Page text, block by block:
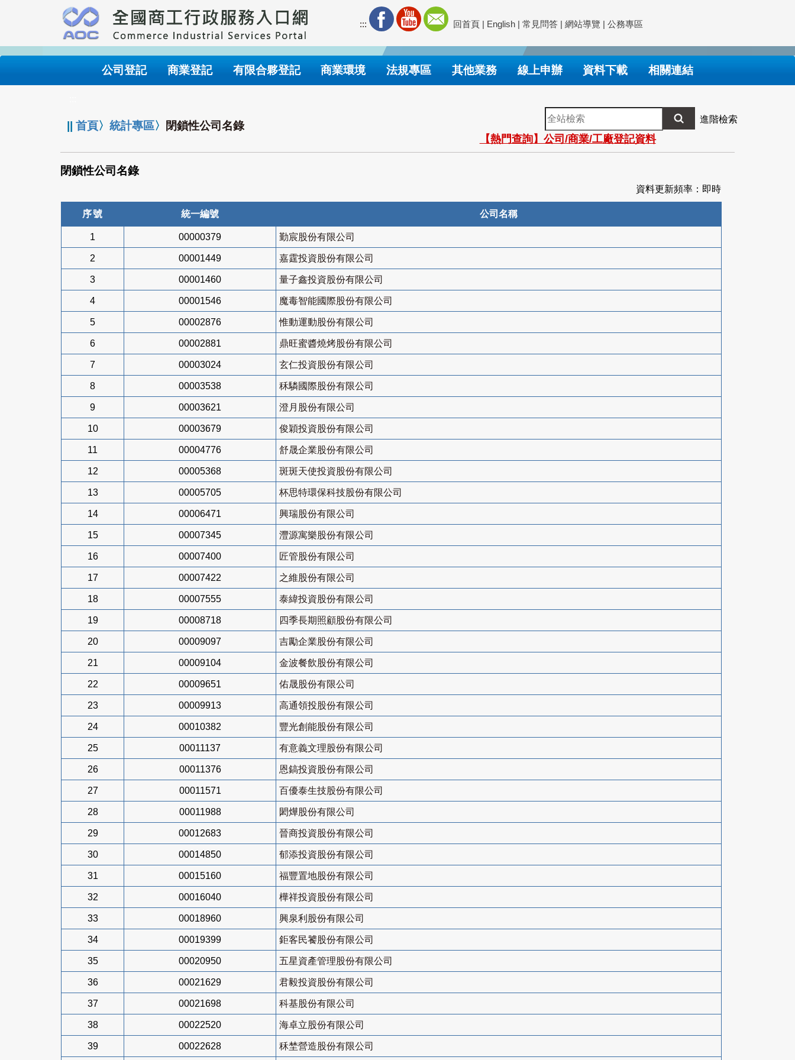
要
內
::: 回首頁 | English | 常見問答 | 網站導覽 | 公務專區
公司登記 商業登記 有限合夥登記 商業環境 法規專區 其他業務 線上申辦 資料下載 相關連結
||首頁〉統計專區〉 閉鎖性公司名錄
全
站
檢
索
進階檢索
【熱門查詢】公司/商業/工廠登記資料
閉鎖性公司名錄
資料更新頻率：即時
序號 統一編號 公司名稱
1 00000379 勤宸股份有限公司
2 00001449 嘉霆投資股份有限公司
3 00001460 量子鑫投資股份有限公司
4 00001546 魔毒智能國際股份有限公司
5 00002876 惟動運動股份有限公司
6 00002881 鼎旺蜜醬燒烤股份有限公司
7 00003024 玄仁投資股份有限公司
8 00003538 秝驎國際股份有限公司
9 00003621 澄月股份有限公司
10 00003679 俊穎投資股份有限公司
11 00004776 舒晟企業股份有限公司
12 00005368 斑斑天使投資股份有限公司
13 00005705 杯思特環保科技股份有限公司
14 00006471 興瑞股份有限公司
15 00007345 灃源寓樂股份有限公司
16 00007400 匠管股份有限公司
17 00007422 之維股份有限公司
18 00007555 泰緯投資股份有限公司
19 00008718 四季長期照顧股份有限公司
20 00009097 吉勵企業股份有限公司
21 00009104 金波餐飲股份有限公司
22 00009651 佑晟股份有限公司
23 00009913 高通領投股份有限公司
24 00010382 豐光創能股份有限公司
25 00011137 有意義文理股份有限公司
26 00011376 恩鎬投資股份有限公司
27 00011571 百優泰生技股份有限公司
28 00011988 閎燁股份有限公司
29 00012683 晉商投資股份有限公司
30 00014850 郁添投資股份有限公司
31 00015160 福豐置地股份有限公司
32 00016040 樺祥投資股份有限公司
33 00018960 興泉利股份有限公司
34 00019399 鉅客民饕股份有限公司
35 00020950 五星資產管理股份有限公司
36 00021629 君毅投資股份有限公司
37 00021698 科基股份有限公司
38 00022520 海卓立股份有限公司
39 00022628 秝埜營造股份有限公司